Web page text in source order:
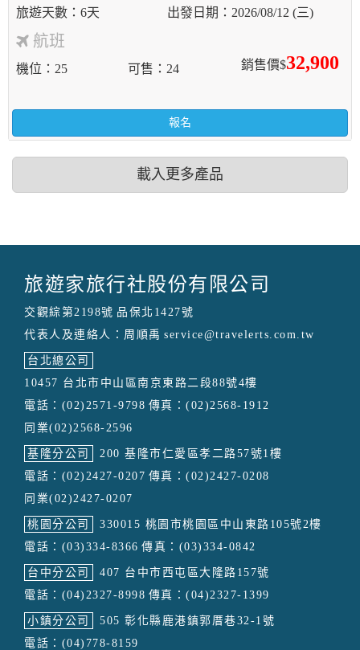
6天 2026/08/12 (三)
航班
銷售價$32,900
機位 25 可售 24
報名
載入更多產品
旅遊家旅行社股份有限公司
交觀綜第2198號 品保北1427號
代表人及連絡人：周順禹 service@travelerts.com.tw
台北總公司
10457 台北市中山區南京東路二段88號4樓
電話：(02)2571-9798 傳真：(02)2568-1912
同業(02)2568-2596
基隆分公司
200 基隆市仁愛區孝二路57號1樓
電話：(02)2427-0207 傳真：(02)2427-0208
同業(02)2427-0207
桃園分公司
330015 桃園市桃園區中山東路105號2樓
電話：(03)334-8366 傳真：(03)334-0842
台中分公司
407 台中市西屯區大隆路157號
電話：(04)2327-8998 傳真：(04)2327-1399
小鎮分公司
505 彰化縣鹿港鎮郭厝巷32-1號
電話：(04)778-8159